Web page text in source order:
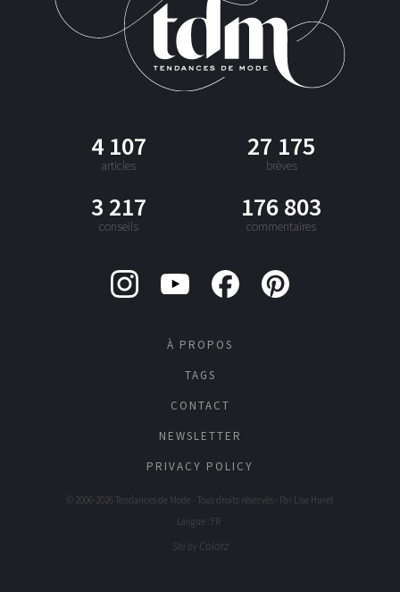
4 107
articles
27 175
brèves
3 217
conseils
176 803
commentaires
À PROPOS
TAGS
CONTACT
NEWSLETTER
PRIVACY POLICY
© 2006-2026 Tendances de Mode - Tous droits réservés - Par Lise Huret
Langue : FR
Site by Colorz